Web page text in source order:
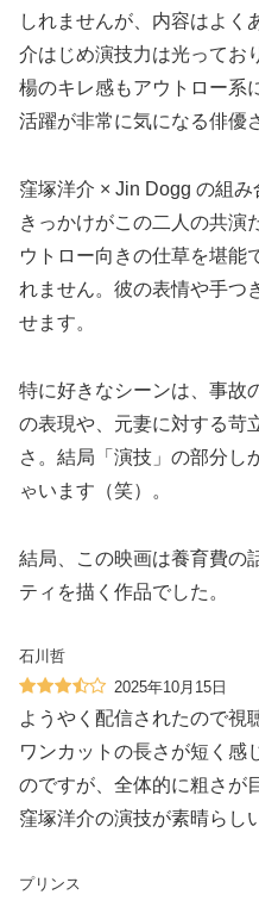
しれませんが、内容はよく
介はじめ演技力は光ってお
楊のキレ感もアウトロー系
活躍が非常に気になる俳優
窪塚洋介 × Jin Dogg の組
きっかけがこの二人の共演
ウトロー向きの仕草を堪能
れません。彼の表情や手つ
せます。
特に好きなシーンは、事故
の表現や、元妻に対する苛
さ。結局「演技」の部分し
ゃいます（笑）。
結局、この映画は養育費の
ティを描く作品でした。
石川哲
2025年10月15日
ようやく配信されたので視
ワンカットの長さが短く感
のですが、全体的に粗さが
窪塚洋介の演技が素晴らし
プリンス